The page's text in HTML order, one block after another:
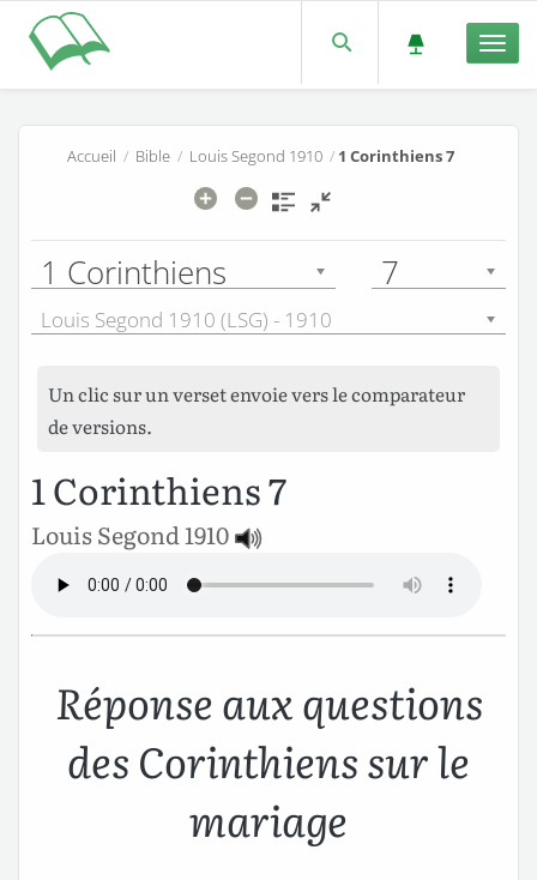
Accueil / Bible/ Louis Segond 1910/ 1 Corinthiens 7
1 Corinthiens 7
Louis Segond 1910 (LSG) - 1910
Un clic sur un verset envoie vers le comparateur
de versions.
1 Corinthiens 7
Louis Segond 1910
Réponse aux questions
des Corinthiens sur le
mariage